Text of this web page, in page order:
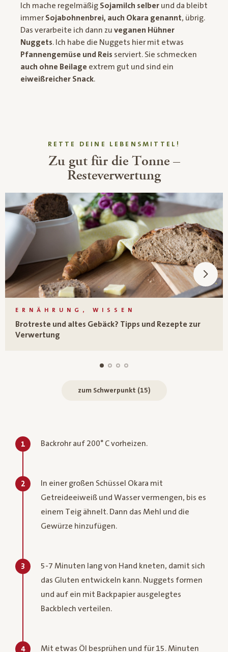
Ich mache regelmäßig Sojamilch selber und da bleibt
immer Sojabohnenbrei, auch Okara genannt, übrig.
Das verarbeite ich dann zu veganen Hühner
Nuggets. Ich habe die Nuggets hier mit etwas
Pfannengemüse und Reis serviert. Sie schmecken
auch ohne Beilage extrem gut und sind ein
eiweißreicher Snack.
RETTE DEINE LEBENSMITTEL!
Zu gut für die Tonne –
Resteverwertung
ERNÄHRUNG, WISSEN
Brotreste und altes Gebäck? Tipps und Rezepte zur
Verwertung
zum Schwerpunkt (15)
1 Backrohr auf 200° C vorheizen.
2
In einer großen Schüssel Okara mit
Getreideeiweiß und Wasser vermengen, bis es
einem Teig ähnelt. Dann das Mehl und die
Gewürze hinzufügen.
3
5-7 Minuten lang von Hand kneten, damit sich
das Gluten entwickeln kann. Nuggets formen
und auf ein mit Backpapier ausgelegtes
Backblech verteilen.
4
Mit etwas Öl besprühen und für 15. Minuten